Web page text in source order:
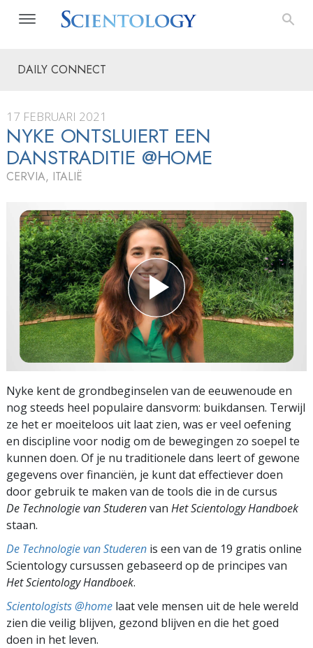
DAILY CONNECT
17 FEBRUARI 2021
NYKE ONTSLUIERT EEN
DANSTRADITIE @HOME
CERVIA, ITALIË
Nyke kent de grondbeginselen van de eeuwenoude en
nog steeds heel populaire dansvorm: buikdansen. Terwijl
ze het er moeiteloos uit laat zien, was er veel oefening
en discipline voor nodig om de bewegingen zo soepel te
kunnen doen. Of je nu traditionele dans leert of gewone
gegevens over financiën, je kunt dat effectiever doen
door gebruik te maken van de tools die in de cursus
De Technologie van Studerenvan Het Scientology Handboek
staan.
De Technologie van Studeren is een van de 19 gratis online
Scientology cursussen gebaseerd op de principes van
Het Scientology Handboek.
Scientologists @home laat vele mensen uit de hele wereld
zien die veilig blijven, gezond blijven en die het goed
doen in het leven.